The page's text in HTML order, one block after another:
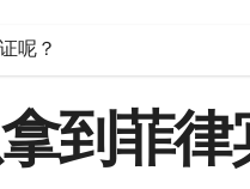
呢？
到菲律